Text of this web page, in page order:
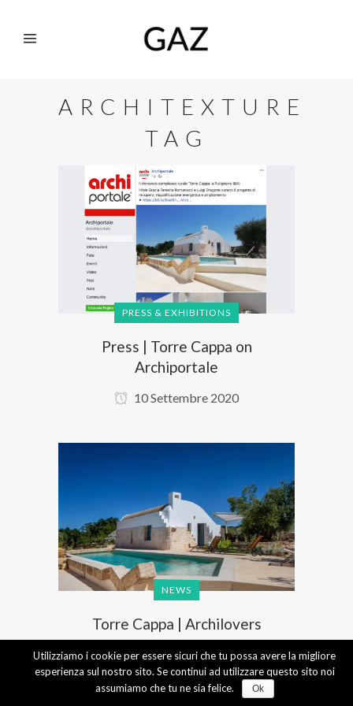
ARCHITEXTURE
TAG
PRESS & EXHIBITIONS
Press | Torre Cappa on
Archiportale
10 Settembre 2020
NEWS
Torre Cappa | Archilovers
10 Settembre 2020
Utilizziamo i cookie per essere sicuri che tu possa avere la migliore
esperienza sul nostro sito. Se continui ad utilizzare questo sito noi
assumiamo che tu ne sia felice.
Ok